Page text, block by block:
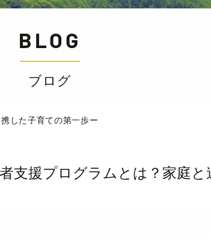
BLOG
ブログ
した子育ての第一歩ー
支援プログラムとは？家庭と